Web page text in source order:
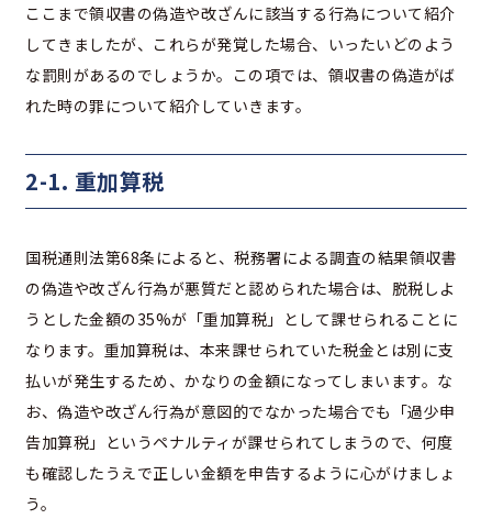
ここまで領収書の偽造や改ざんに該当する行為について紹介
してきましたが、これらが発覚した場合、いったいどのよう
な罰則があるのでしょうか。この項では、領収書の偽造がば
れた時の罪について紹介していきます。
2-1. 重加算税
国税通則法第68条によると、税務署による調査の結果領収書
の偽造や改ざん行為が悪質だと認められた場合は、脱税しよ
うとした金額の35%が「重加算税」として課せられることに
なります。重加算税は、本来課せられていた税金とは別に支
払いが発生するため、かなりの金額になってしまいます。な
お、偽造や改ざん行為が意図的でなかった場合でも「過少申
告加算税」というペナルティが課せられてしまうので、何度
も確認したうえで正しい金額を申告するように心がけましょ
う。